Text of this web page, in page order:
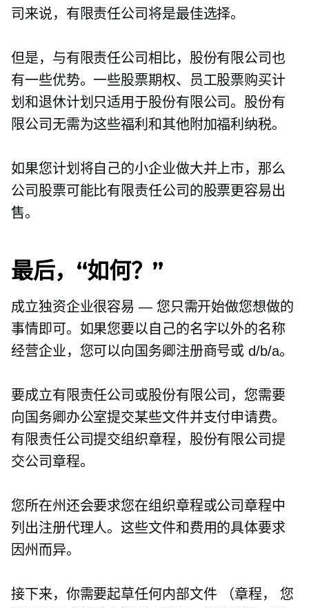
司来说，有限责任公司将是最佳选择。
但是，与有限责任公司相比，股份有限公司也
有一些优势。一些股票期权、员工股票购买计
划和退休计划只适用于股份有限公司。股份有
限公司无需为这些福利和其他附加福利纳税。
如果您计划将自己的小企业做大并上市，那么
公司股票可能比有限责任公司的股票更容易出
售。
最后，“如何？”
成立独资企业很容易 — 您只需开始做您想做的
事情即可。如果您要以自己的名字以外的名称
经营企业，您可以向国务卿注册商号或 d/b/a。
要成立有限责任公司或股份有限公司，您需要
向国务卿办公室提交某些文件并支付申请费。
有限责任公司提交组织章程，股份有限公司提
交公司章程。
您所在州还会要求您在组织章程或公司章程中
列出注册代理人。这些文件和费用的具体要求
因州而异。
接下来，你需要起草任何内部文件 （章程，
您